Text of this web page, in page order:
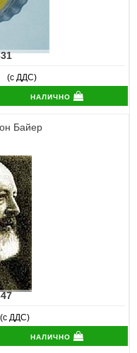
(с ДДС)
налично
Байер
(с ДДС)
налично